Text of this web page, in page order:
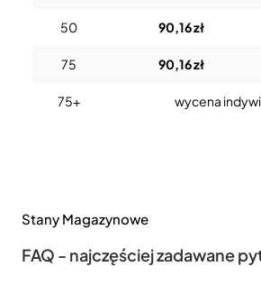
50 90,16 zł
75 90,16 zł
75+ wycena
Stany Magazynowe
FAQ - najczęściej zadawane